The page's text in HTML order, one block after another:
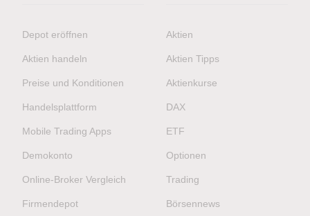
Depot eröffnen
Aktien handeln
Preise und Konditionen
Handelsplattform
Mobile Trading Apps
Demokonto
Online-Broker Vergleich
Firmendepot
Aktien
Aktien Tipps
Aktienkurse
DAX
ETF
Optionen
Trading
Börsennews